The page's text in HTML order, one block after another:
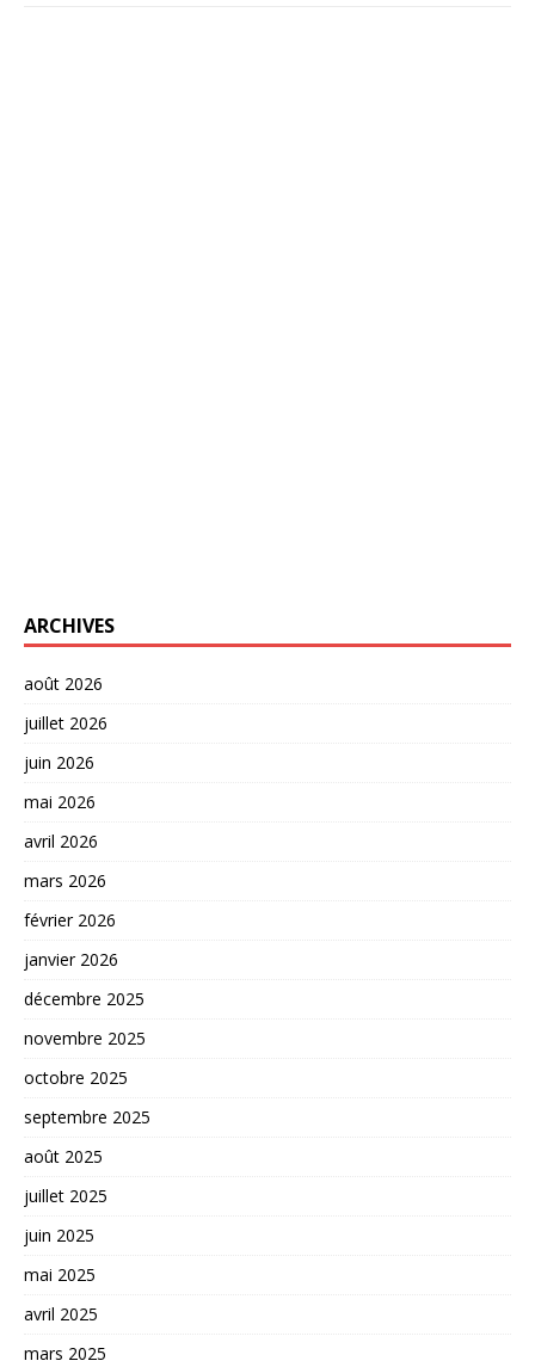
ARCHIVES
août 2026
juillet 2026
juin 2026
mai 2026
avril 2026
mars 2026
février 2026
janvier 2026
décembre 2025
novembre 2025
octobre 2025
septembre 2025
août 2025
juillet 2025
juin 2025
mai 2025
avril 2025
mars 2025